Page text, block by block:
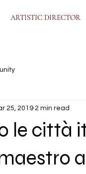
ARTISTIC DIRECTOR
ARTISTIC DIRECTOR
le città
25, 2019 2 min read